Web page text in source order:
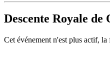
Descente Royale de
Cet événement n'est plus actif,